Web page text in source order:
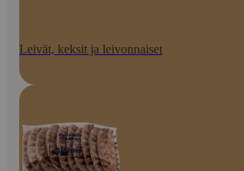
Leivät, keksit ja leivonnaiset